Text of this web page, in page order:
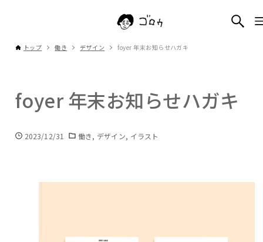
トップ 働き デザイン foyer 年末お知らせハガキ
foyer 年末お知らせハガキ
2023/12/31 働き デザイン イラスト